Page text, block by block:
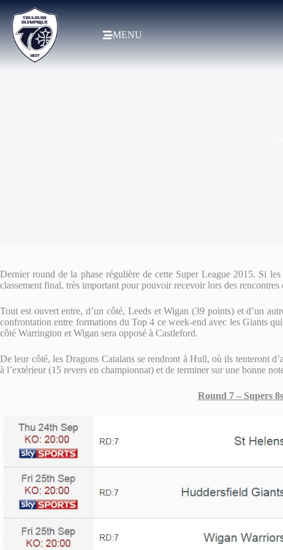
MENU
Dernier round de la phase régulière de cette Super League 2015. Si
classement final, très important pour pouvoir recevoir lors des rencontres
Tout est ouvert entre, d’un côté, Leeds et Wigan (39 points) et d’un
confrontation entre formations du Top 4 ce week-end avec les Giants
côté Warrington et Wigan sera opposé à Castleford.
De leur côté, les Dragons Catalans se rendront à Hull, où ils tenteront
à l’extérieur (15 revers en championnat) et de terminer sur une bonne
Round 7 – Supers 8s